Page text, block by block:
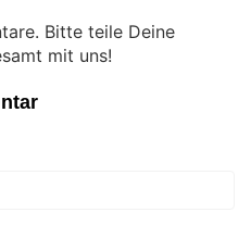
Bitte teile Deine
mit uns!